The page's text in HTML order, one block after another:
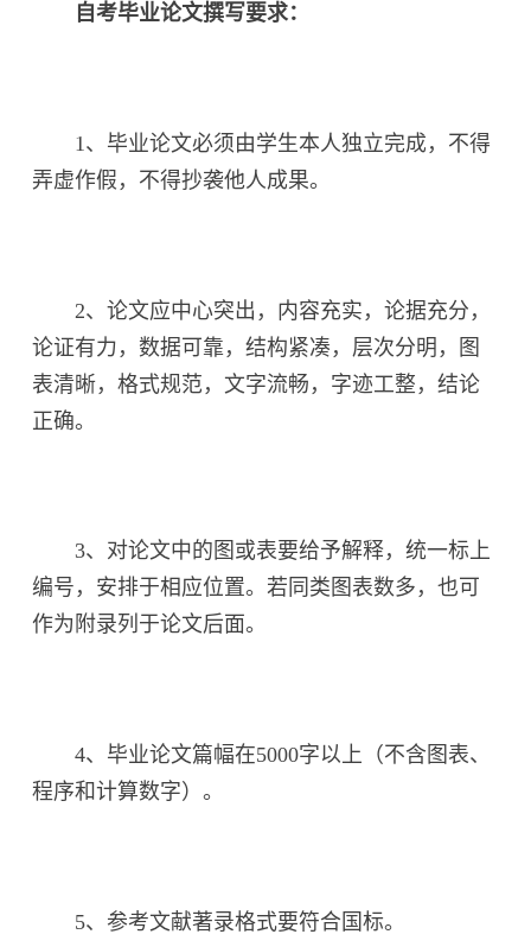
自考毕业论文撰写要求：
1、毕业论文必须由学生本人独立完成，不得
弄虚作假，不得抄袭他人成果。
2、论文应中心突出，内容充实，论据充分，
论证有力，数据可靠，结构紧凑，层次分明，图
表清晰，格式规范，文字流畅，字迹工整，结论
正确。
3、对论文中的图或表要给予解释，统一标上
编号，安排于相应位置。若同类图表数多，也可
作为附录列于论文后面。
4、毕业论文篇幅在5000字以上（不含图表、
程序和计算数字）。
5、参考文献著录格式要符合国标。